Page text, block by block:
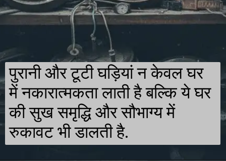
पुरानी और टूटी घड़ियां न केवल घर
में नकारात्मकता लाती है बल्कि ये घर
की सुख समृद्धि और सौभाग्य में
रुकावट भी डालती है.